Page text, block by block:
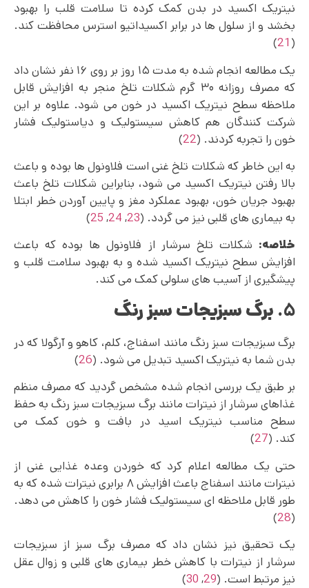
نیتریک اکسید در بدن کمک کرده تا سلامت قلب را بهبود
بخشد و از سلول ها در برابر اکسیداتیو استرس محافظت کند.
(
21
)
یک مطالعه انجام شده به مدت ۱۵ روز بر روی ۱۶ نفر نشان داد
که مصرف روزانه ۳۰ گرم شکلات تلخ منجر به افزایش قابل
ملاحظه سطح نیتریک اکسید در خون می شود. علاوه بر این
شرکت کنندگان هم کاهش سیستولیک و دیاستولیک فشار
خون را تجربه کردند. (22
)
به این خاطر که شکلات تلخ غنی است فلاونول ها بوده و باعث
بالا رفتن نیتریک اکسید می شود، بنابراین شکلات تلخ باعث
بهبود جریان خون، بهبود عملکرد مغز و پایین آوردن خطر ابتلا
به بیماری های قلبی نیز می گردد. (23
,
24
,
25
)
خلاصه: شکلات تلخ سرشار از فلاونول ها بوده که باعث
افزایش سطح نیتریک اکسید شده و به بهبود سلامت قلب و
پیشگیری از آسیب‌ های سلولی کمک می کند.
۵. برگ سبزیجات سبز رنگ
برگ سبزیجات سبز رنگ مانند اسفناج، کلم، کاهو و آرگولا که در
بدن شما به نیتریک اکسید تبدیل می شود. (26
)
بر طبق یک بررسی انجام شده مشخص گردید که مصرف منظم
غذاهای سرشار از نیترات مانند برگ سبزیجات سبز رنگ به حفظ
سطح مناسب نیتریک اسید در بافت و خون کمک می
کند. (27
)
حتی یک مطالعه اعلام کرد که خوردن وعده غذایی غنی از
نیترات مانند اسفناج باعث افزایش ۸ برابری نیترات شده که به
طور قابل ملاحظه ای سیستولیک فشار خون را کاهش می دهد.
(
28
)
یک تحقیق نیز نشان داد که مصرف برگ سبز از سبزیجات
سرشار از نیترات با کاهش خطر بیماری‌ های قلبی و زوال عقل
نیز مرتبط است. (29
,
30
)